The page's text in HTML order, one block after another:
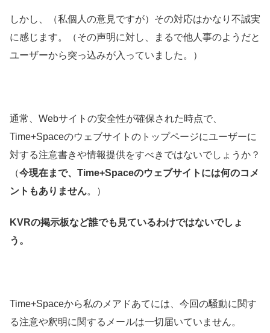
しかし、（私個人の意見ですが）その対応はかなり不誠実
に感じます。（その声明に対し、まるで他人事のようだと
ユーザーから突っ込みが入っていました。）
通常、Webサイトの安全性が確保された時点で、
Time+Spaceのウェブサイトのトップページにユーザーに
対する注意書きや情報提供をすべきではないでしょうか？
（今現在まで、Time+Spaceのウェブサイトには何のコメ
ントもありません。）
KVRの掲示板など誰でも見ているわけではないでしょ
う。
Time+Spaceから私のメアドあてには、今回の騒動に関す
る注意や釈明に関するメールは一切届いていません。